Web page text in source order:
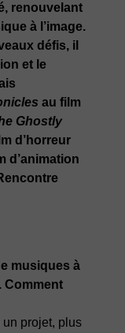
renouvelant
à l’image.
défis, il
et le
au film
Ghostly
d’horreur
d’animation
musiques à
Comment
un projet, plus